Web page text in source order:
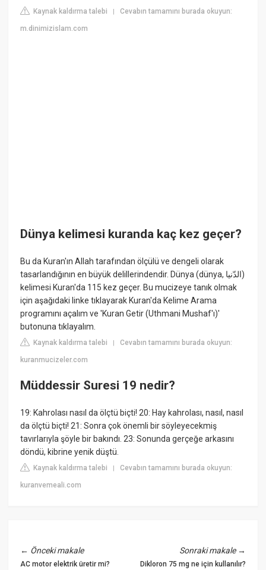
Kaynak kaldırma talebi |Cevabın tamamını burada okuyun:
m.dinimizislam.com
Dünya kelimesi kuranda kaç kez geçer?
Bu da Kuran'ın Allah tarafından ölçülü ve dengeli olarak
tasarlandığının en büyük delillerindendir. Dünya (dünya, الدّنيا)
kelimesi Kuran'da 115 kez geçer. Bu mucizeye tanık olmak
için aşağıdaki linke tıklayarak Kuran'da Kelime Arama
programını açalım ve 'Kuran Getir (Uthmani Mushaf'ı)'
butonuna tıklayalım.
Kaynak kaldırma talebi |Cevabın tamamını burada okuyun:
kuranmucizeler.com
Müddessir Suresi 19 nedir?
19: Kahrolası nasıl da ölçtü biçti! 20: Hay kahrolası, nasıl, nasıl
da ölçtü biçti! 21: Sonra çok önemli bir söyleyecekmiş
tavırlarıyla şöyle bir bakındı. 23: Sonunda gerçeğe arkasını
döndü, kibrine yenik düştü.
Kaynak kaldırma talebi |Cevabın tamamını burada okuyun:
kuranvemeali.com
← Önceki makale
AC motor elektrik üretir mi?
Sonraki makale→
Dikloron 75 mg ne için kullanılır?